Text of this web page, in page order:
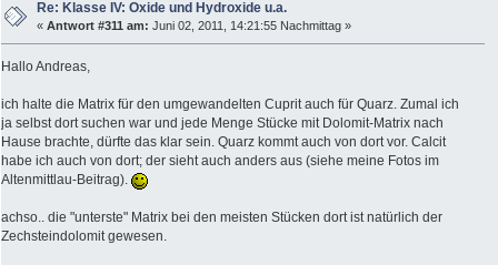
Re: Klasse IV: Oxide und Hydroxide u.a.
«Antwort #311 am: Juni 02, 2011, 14:21:55 Nachmittag »
Hallo Andreas,
ich halte die Matrix für den umgewandelten Cuprit auch für Quarz. Zumal ich
ja selbst dort suchen war und jede Menge Stücke mit Dolomit-Matrix nach
Hause brachte, dürfte das klar sein. Quarz kommt auch von dort vor. Calcit
habe ich auch von dort; der sieht auch anders aus (siehe meine Fotos im
Altenmittlau-Beitrag).
achso.. die "unterste" Matrix bei den meisten Stücken dort ist natürlich der
Zechsteindolomit gewesen.